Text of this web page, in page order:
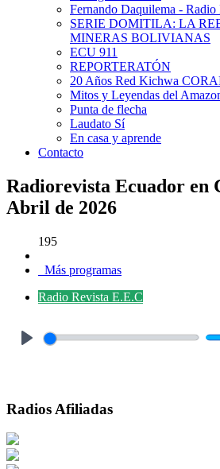
Fernando Daquilema -
SERIE DOMITILA: LA
MINERAS BOLIVIANAS
ECU 911
REPORTERATÓN
20 Años Red Kichwa
Mitos y Leyendas del
Punta de flecha
Laudato Sí
En casa y aprende
Contacto
Radiorevista Ecuador en
Abril de 2026
195
Más programas
Radio Revista E.E.C
Radios Afiliadas